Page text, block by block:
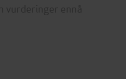
vurderinger ennå